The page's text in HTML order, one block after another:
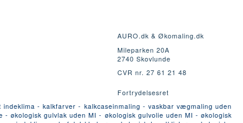
AURO.dk & Økomaling.dk
Mileparken 20A
2740 Skovlunde
CVR nr. 27 61 21 48
Fortrydelsesret
- kalkfarver - kalkcaseinmaling - vaskbar vægmaling uden
gulvlak uden MI - økologisk gulvolie uden MI - økologisk